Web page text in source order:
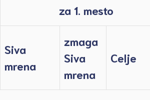
za 1. mesto
Siva
mrena
zmaga
Siva
mrena
Celje